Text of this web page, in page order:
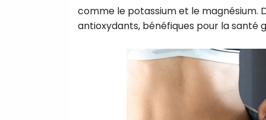
comme le potassium et le magnésium.
antioxydants, bénéfiques pour la santé